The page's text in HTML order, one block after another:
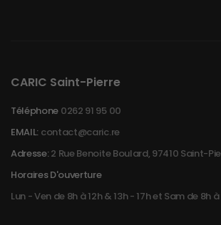
CARIC Saint-Pierre
Téléphone 0262 91 95 00
EMAIL: contact@caric.re
Adresse:2 Rue Benoite Boulard, 97410 Saint-
Horaires D'ouverture
Lun - Ven de 8h à 12h & 13h - 17h et Sam de 8h à